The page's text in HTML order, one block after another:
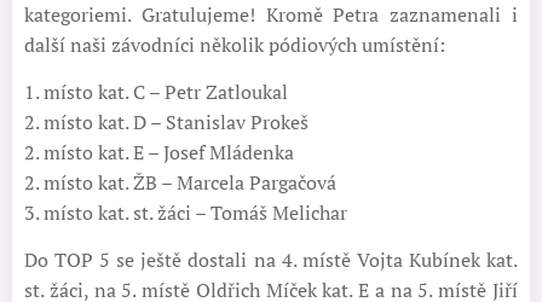
kategoriemi. Gratulujeme! Kromě Petra zaznamenali i
další naši závodníci několik pódiových umístění:
1. místo kat. C – Petr Zatloukal
2. místo kat. D – Stanislav Prokeš
2. místo kat. E – Josef Mládenka
2. místo kat. ŽB – Marcela Pargačová
3. místo kat. st. žáci – Tomáš Melichar
Do TOP 5 se ještě dostali na 4. místě Vojta Kubínek kat.
st. žáci, na 5. místě Oldřich Míček kat. E a na 5. místě Jiří